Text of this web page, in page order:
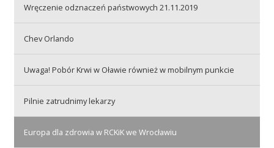
Szkolenia
Wręczenie odznaczeń państwowych 21.11.2019
Chev Orlando
Uwaga! Pobór Krwi w Oławie również w mobilnym punkcie
Pilnie zatrudnimy lekarzy
Europa dla zdrowia w RCKiK we Wrocławiu